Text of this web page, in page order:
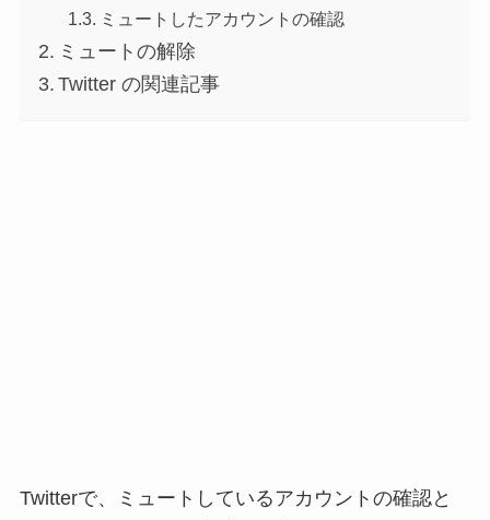
ミュートしたアカウントの確認
ミュートの解除
Twitter の関連記事
Twitterで、ミュートしているアカウントの確認と